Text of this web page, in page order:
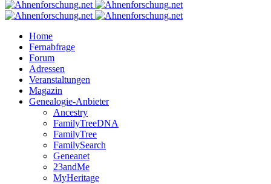
Home
Fernabfrage
Forum
Adressen
Veranstaltungen
Magazin
Genealogie-Anbieter
Ancestry
FamilyTreeDNA
FamilyTree
FamilySearch
Geneanet
23andMe
MyHeritage